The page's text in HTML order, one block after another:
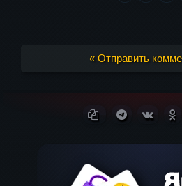
« Отправить
Ваш адрес email не будет
Копировать